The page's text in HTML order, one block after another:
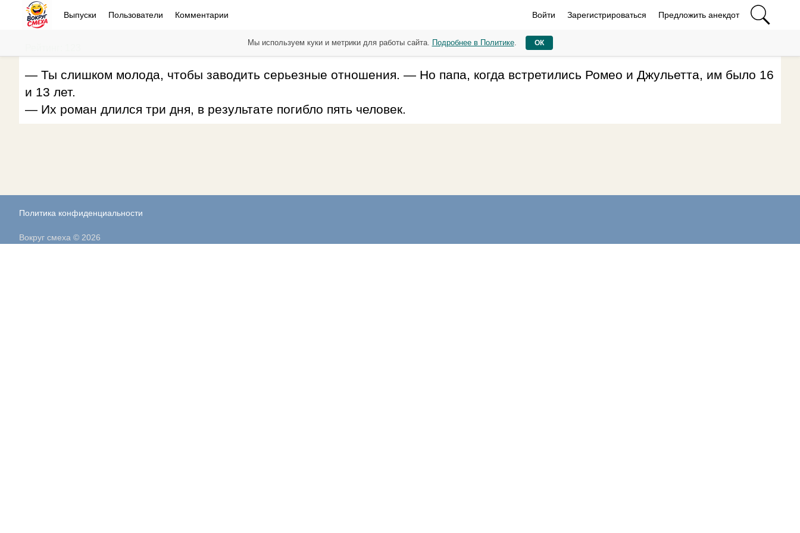
Выпуски Пользователи Комментарии Войти Зарегистрироваться Предложить анекдот
— Ты слишком молода, чтобы заводить серьезные отношения. — Но папа, когда встретились Ромео и Джульетта, им было 16
и 13 лет.
— Их роман длился три дня, в результате погибло пять человек.
Политика конфиденциальности
Мы используем куки и метрики для работы сайта. Подробнее в Политике. ОК
Вокруг смеха © 2026